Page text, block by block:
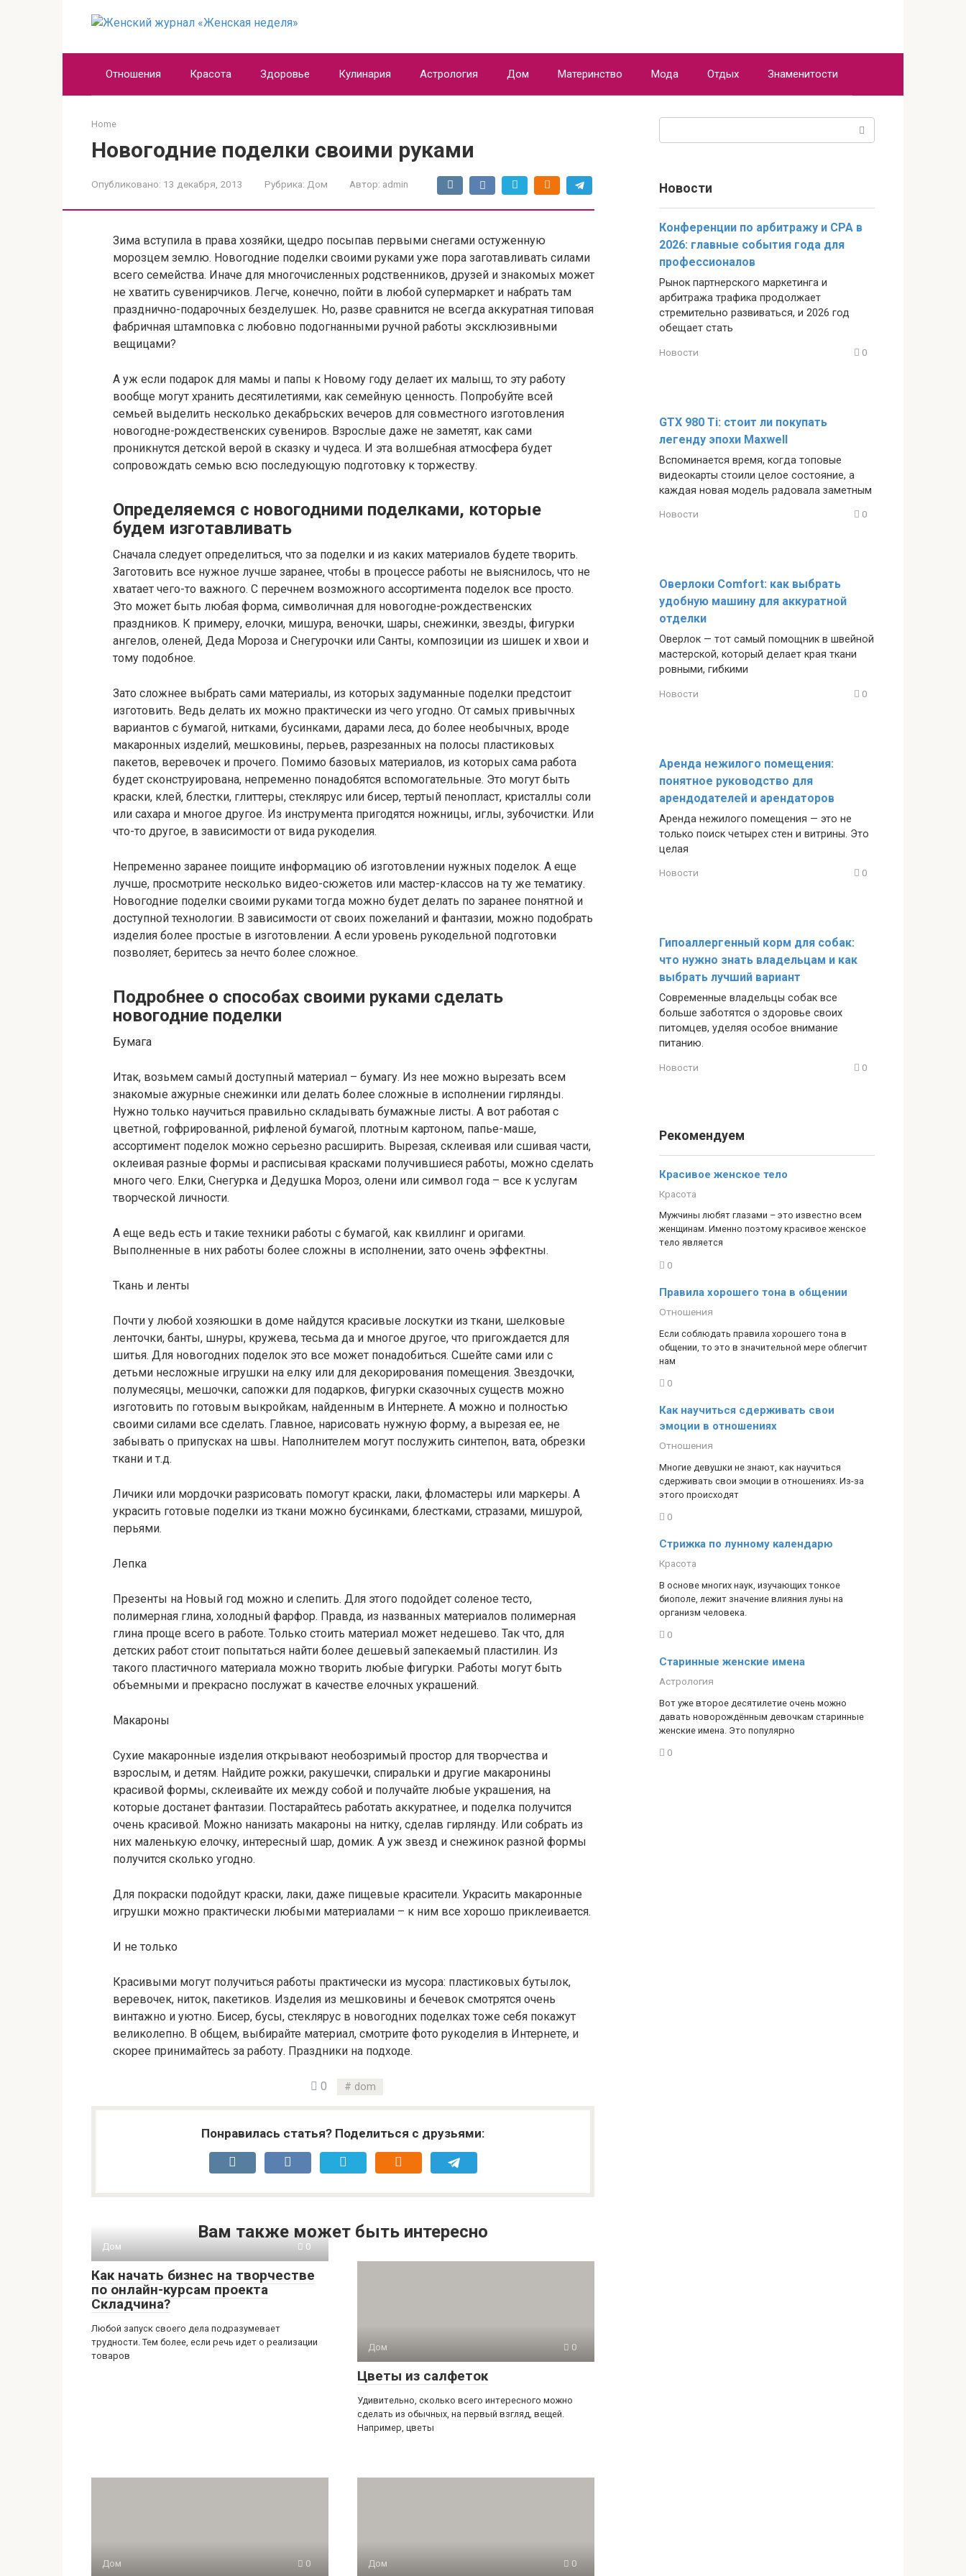
Отношения Красота Здоровье Кулинария Астрология Дом Материнство Мода Отдых Знаменитости
Home
Новогодние поделки своими руками
Опубликовано: 13 декабря, 2013 Рубрика: Дом Автор: admin
Зима вступила в права хозяйки, щедро посыпав первыми снегами остуженную
морозцем землю. Новогодние поделки своими руками уже пора заготавливать силами
всего семейства. Иначе для многочисленных родственников, друзей и знакомых может
не хватить сувенирчиков. Легче, конечно, пойти в любой супермаркет и набрать там
празднично-подарочных безделушек. Но, разве сравнится не всегда аккуратная типовая
фабричная штамповка с любовно подогнанными ручной работы эксклюзивными
вещицами?
А уж если подарок для мамы и папы к Новому году делает их малыш, то эту работу
вообще могут хранить десятилетиями, как семейную ценность. Попробуйте всей
семьей выделить несколько декабрьских вечеров для совместного изготовления
новогодне-рождественских сувениров. Взрослые даже не заметят, как сами
проникнутся детской верой в сказку и чудеса. И эта волшебная атмосфера будет
сопровождать семью всю последующую подготовку к торжеству.
Определяемся с новогодними поделками, которые
будем изготавливать
Сначала следует определиться, что за поделки и из каких материалов будете творить.
Заготовить все нужное лучше заранее, чтобы в процессе работы не выяснилось, что не
хватает чего-то важного. С перечнем возможного ассортимента поделок все просто.
Это может быть любая форма, символичная для новогодне-рождественских
праздников. К примеру, елочки, мишура, веночки, шары, снежинки, звезды, фигурки
ангелов, оленей, Деда Мороза и Снегурочки или Санты, композиции из шишек и хвои и
тому подобное.
Зато сложнее выбрать сами материалы, из которых задуманные поделки предстоит
изготовить. Ведь делать их можно практически из чего угодно. От самых привычных
вариантов с бумагой, нитками, бусинками, дарами леса, до более необычных, вроде
макаронных изделий, мешковины, перьев, разрезанных на полосы пластиковых
пакетов, веревочек и прочего. Помимо базовых материалов, из которых сама работа
будет сконструирована, непременно понадобятся вспомогательные. Это могут быть
краски, клей, блестки, глиттеры, стеклярус или бисер, тертый пенопласт, кристаллы соли
или сахара и многое другое. Из инструмента пригодятся ножницы, иглы, зубочистки. Или
что-то другое, в зависимости от вида рукоделия.
Непременно заранее поищите информацию об изготовлении нужных поделок. А еще
лучше, просмотрите несколько видео-сюжетов или мастер-классов на ту же тематику.
Новогодние поделки своими руками тогда можно будет делать по заранее понятной и
доступной технологии. В зависимости от своих пожеланий и фантазии, можно подобрать
изделия более простые в изготовлении. А если уровень рукодельной подготовки
позволяет, беритесь за нечто более сложное.
Подробнее о способах своими руками сделать
новогодние поделки
Бумага
Итак, возьмем самый доступный материал – бумагу. Из нее можно вырезать всем
знакомые ажурные снежинки или делать более сложные в исполнении гирлянды.
Нужно только научиться правильно складывать бумажные листы. А вот работая с
цветной, гофрированной, рифленой бумагой, плотным картоном, папье-маше,
ассортимент поделок можно серьезно расширить. Вырезая, склеивая или сшивая части,
оклеивая разные формы и расписывая красками получившиеся работы, можно сделать
много чего. Елки, Снегурка и Дедушка Мороз, олени или символ года – все к услугам
творческой личности.
А еще ведь есть и такие техники работы с бумагой, как квиллинг и оригами.
Выполненные в них работы более сложны в исполнении, зато очень эффектны.
Ткань и ленты
Почти у любой хозяюшки в доме найдутся красивые лоскутки из ткани, шелковые
ленточки, банты, шнуры, кружева, тесьма да и многое другое, что пригождается для
шитья. Для новогодних поделок это все может понадобиться. Сшейте сами или с
детьми несложные игрушки на елку или для декорирования помещения. Звездочки,
полумесяцы, мешочки, сапожки для подарков, фигурки сказочных существ можно
изготовить по готовым выкройкам, найденным в Интернете. А можно и полностью
своими силами все сделать. Главное, нарисовать нужную форму, а вырезая ее, не
забывать о припусках на швы. Наполнителем могут послужить синтепон, вата, обрезки
ткани и т.д.
Личики или мордочки разрисовать помогут краски, лаки, фломастеры или маркеры. А
украсить готовые поделки из ткани можно бусинками, блестками, стразами, мишурой,
перьями.
Лепка
Презенты на Новый год можно и слепить. Для этого подойдет соленое тесто,
полимерная глина, холодный фарфор. Правда, из названных материалов полимерная
глина проще всего в работе. Только стоить материал может недешево. Так что, для
детских работ стоит попытаться найти более дешевый запекаемый пластилин. Из
такого пластичного материала можно творить любые фигурки. Работы могут быть
объемными и прекрасно послужат в качестве елочных украшений.
Макароны
Сухие макаронные изделия открывают необозримый простор для творчества и
взрослым, и детям. Найдите рожки, ракушечки, спиральки и другие макаронины
красивой формы, склеивайте их между собой и получайте любые украшения, на
которые достанет фантазии. Постарайтесь работать аккуратнее, и поделка получится
очень красивой. Можно нанизать макароны на нитку, сделав гирлянду. Или собрать из
них маленькую елочку, интересный шар, домик. А уж звезд и снежинок разной формы
получится сколько угодно.
Для покраски подойдут краски, лаки, даже пищевые красители. Украсить макаронные
игрушки можно практически любыми материалами – к ним все хорошо приклеивается.
И не только
Красивыми могут получиться работы практически из мусора: пластиковых бутылок,
веревочек, ниток, пакетиков. Изделия из мешковины и бечевок смотрятся очень
винтажно и уютно. Бисер, бусы, стеклярус в новогодних поделках тоже себя покажут
великолепно. В общем, выбирайте материал, смотрите фото рукоделия в Интернете, и
скорее принимайтесь за работу. Праздники на подходе.
0 dom
Понравилась статья? Поделиться с друзьями:
Вам также может быть интересно
Дом 0
Как начать бизнес на творчестве
по онлайн-курсам проекта
Складчина?
Любой запуск своего дела подразумевает
трудности. Тем более, если речь идет о реализации
товаров
Дом 0
Цветы из салфеток
Удивительно, сколько всего интересного можно
сделать из обычных, на первый взгляд, вещей.
Например, цветы
Дом 0 Дом 0
Новости
Конференции по арбитражу и CPA в
2026: главные события года для
профессионалов
Рынок партнерского маркетинга и
арбитража трафика продолжает
стремительно развиваться, и 2026 год
обещает стать
Новости 0
GTX 980 Ti: стоит ли покупать
легенду эпохи Maxwell
Вспоминается время, когда топовые
видеокарты стоили целое состояние, а
каждая новая модель радовала заметным
Новости 0
Оверлоки Comfort: как выбрать
удобную машину для аккуратной
отделки
Оверлок — тот самый помощник в швейной
мастерской, который делает края ткани
ровными, гибкими
Новости 0
Аренда нежилого помещения:
понятное руководство для
арендодателей и арендаторов
Аренда нежилого помещения — это не
только поиск четырех стен и витрины. Это
целая
Новости 0
Гипоаллергенный корм для собак:
что нужно знать владельцам и как
выбрать лучший вариант
Современные владельцы собак все
больше заботятся о здоровье своих
питомцев, уделяя особое внимание
питанию.
Новости 0
Рекомендуем
Красивое женское тело
Красота
Мужчины любят глазами – это известно всем
женщинам. Именно поэтому красивое женское
тело является
0
Правила хорошего тона в общении
Отношения
Если соблюдать правила хорошего тона в
общении, то это в значительной мере облегчит
нам
0
Как научиться сдерживать свои
эмоции в отношениях
Отношения
Многие девушки не знают, как научиться
сдерживать свои эмоции в отношениях. Из-за
этого происходят
0
Стрижка по лунному календарю
Красота
В основе многих наук, изучающих тонкое
биополе, лежит значение влияния луны на
организм человека.
0
Старинные женские имена
Астрология
Вот уже второе десятилетие очень можно
давать новорождённым девочкам старинные
женские имена. Это популярно
0